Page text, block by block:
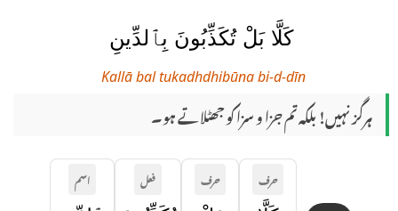
كَلَّا بَلْ تُكَذِّبُونَ بِٱلدِّينِ
Kallā bal tukadhdhibūna bi-d-dīn
ہرگز نہیں! بلکہ تم جزا و سزا کو جھٹلاتے ہو۔
حرف
حرف
فعل
اسم